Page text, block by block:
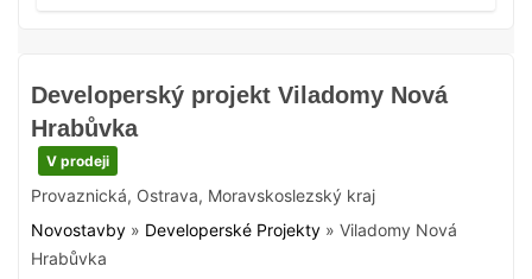
Developerský projekt Viladomy Nová
Hrabůvka
V prodeji
Provaznická, Ostrava, Moravskoslezský kraj
Novostavby » Developerské Projekty » Viladomy Nová
Hrabůvka